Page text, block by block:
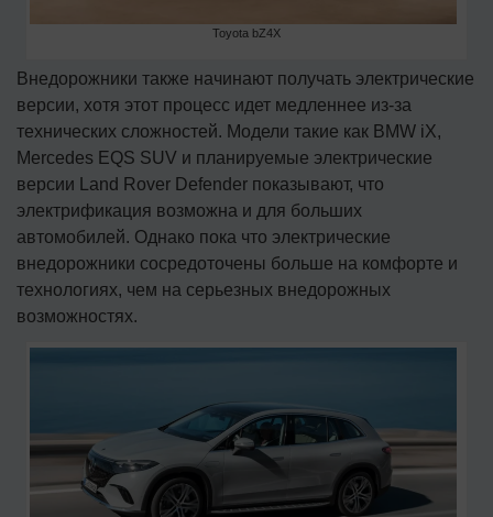
Toyota bZ4X
Внедорожники также начинают получать электрические
версии, хотя этот процесс идет медленнее из-за
технических сложностей. Модели такие как BMW iX,
Mercedes EQS SUV и планируемые электрические
версии Land Rover Defender показывают, что
электрификация возможна и для больших
автомобилей. Однако пока что электрические
внедорожники сосредоточены больше на комфорте и
технологиях, чем на серьезных внедорожных
возможностях.